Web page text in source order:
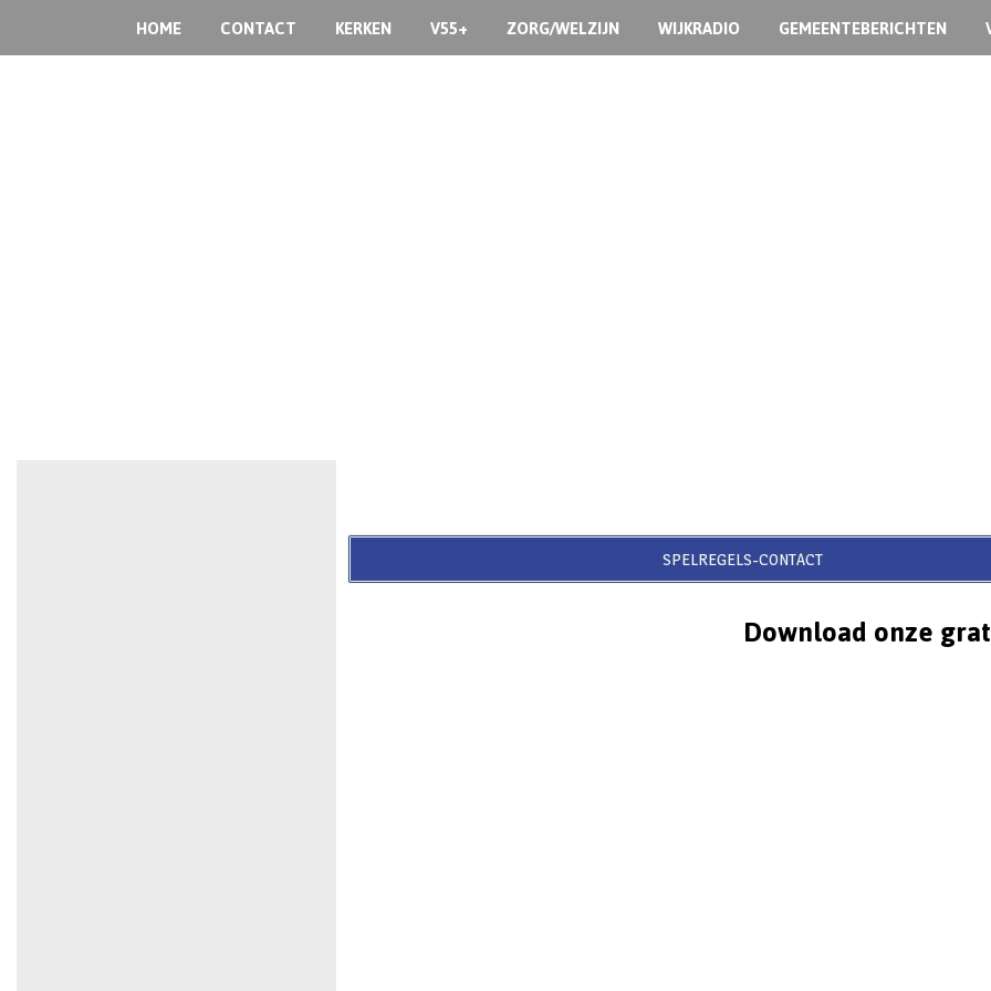
HOME CONTACT KERKEN V55+ ZORG/WELZIJN WIJKRADIO GEMEENTEBERICHTEN
SPELREGELS-CONTACT
Download onze